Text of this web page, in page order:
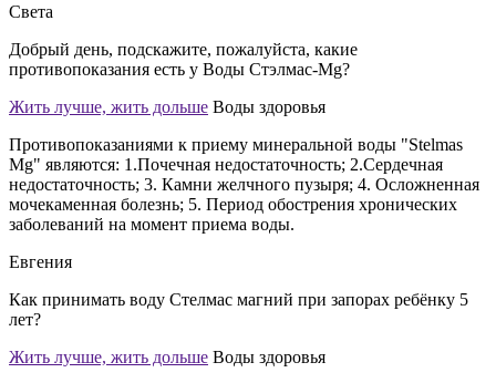
Света
Добрый день, подскажите, пожалуйста, какие
противопоказания есть у Воды Стэлмас-Mg?
Жить лучше, жить дольше Воды здоровья
Противопоказаниями к приему минеральной воды "Stelmas
Mg" являются: 1.Почечная недостаточность; 2.Сердечная
недостаточность; 3. Камни желчного пузыря; 4. Осложненная
мочекаменная болезнь; 5. Период обострения хронических
заболеваний на момент приема воды.
Евгения
Как принимать воду Стелмас магний при запорах ребёнку 5
лет?
Жить лучше, жить дольше Воды здоровья